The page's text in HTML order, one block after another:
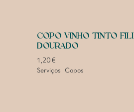
COPO VINHO TINTO
DOURADO
1,20€
Serviços Copos